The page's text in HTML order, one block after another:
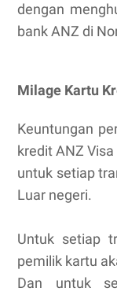
dengan
bank ANZ di
Milage Kartu
Keuntungan
kredit ANZ
untuk setiap
Luar negeri.
Untuk setiap
pemilik kartu
Dan untuk